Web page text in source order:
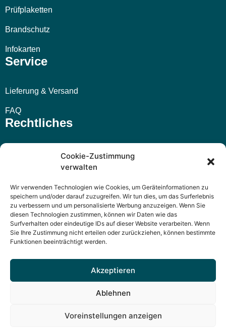
Cookie-Zustimmung
verwalten
Wir verwenden Technologien wie Cookies, um Geräteinformationen zu
speichern und/oder darauf zuzugreifen. Wir tun dies, um das Surferlebnis
zu verbessern und um personalisierte Werbung anzuzeigen. Wenn Sie
diesen Technologien zustimmen, können wir Daten wie das
Surfverhalten oder eindeutige IDs auf dieser Website verarbeiten. Wenn
Sie Ihre Zustimmung nicht erteilen oder zurückziehen, können bestimmte
Funktionen beeinträchtigt werden.
Akzeptieren
Ablehnen
Voreinstellungen anzeigen
Prüfplaketten
Brandschutz
Infokarten
Service
Lieferung & Versand
FAQ
Rechtliches
Widerrufsbelehrung
Datenschutzerklärung
n&n Verlag – Wartungsaufkleber, Prüfplaketten und Service-
mail@n-n-verlag.de